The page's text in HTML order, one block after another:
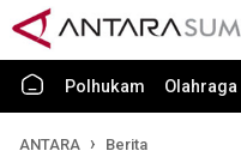
Polhukam Olahraga
ANTARA Berita